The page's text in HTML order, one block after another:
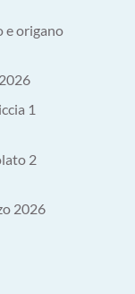
e origano
1
2
2026